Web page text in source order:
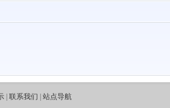
| 联系我们 站点导航